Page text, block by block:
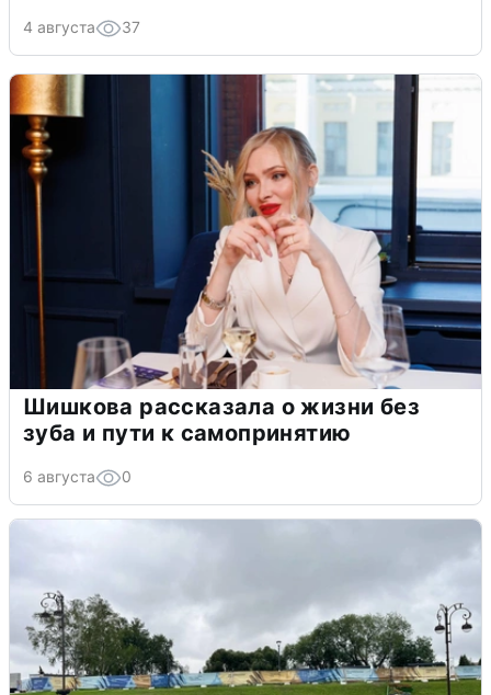
4 августа 37
Шишкова рассказала о жизни без
зуба и пути к самопринятию
6 августа 0